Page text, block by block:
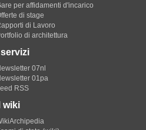
per affidamenti d'incarico
di stage
di Lavoro
di architettura
servizi
07nl
01pa
RSS
wiki